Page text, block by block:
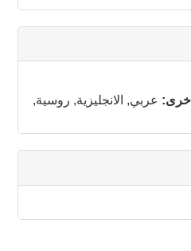
عربي, الانجليزية, روسية,